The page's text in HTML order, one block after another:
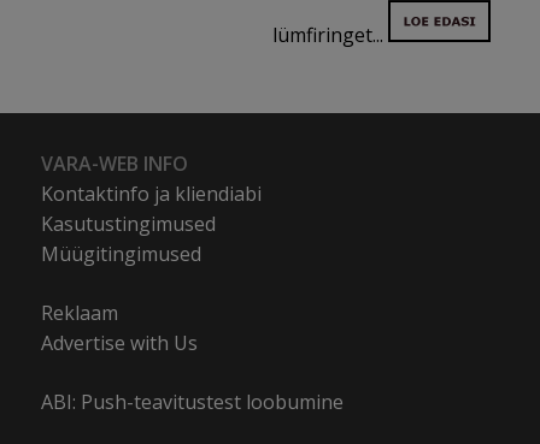
lümfiringet...
VARA-WEB INFO
Kontaktinfo ja kliendiabi
Kasutustingimused
Müügitingimused
Reklaam
Advertise with Us
ABI: Push-teavitustest loobumine